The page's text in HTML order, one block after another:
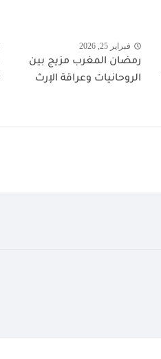
فبراير 25, 2026
رمضان المغرب مزيج بين
الروحانيات وعراقة الإرث